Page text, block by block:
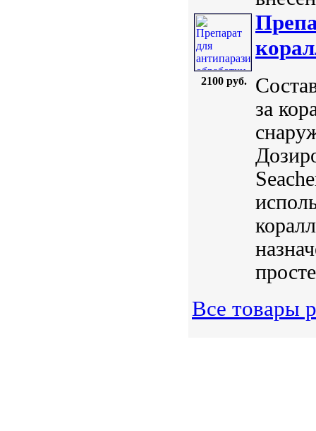
2100 руб.
за
Все товары